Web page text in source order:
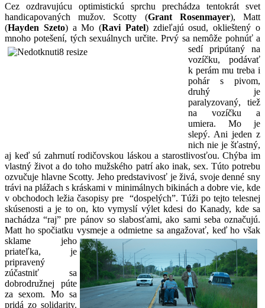
Cez ozdravujúcu optimistickú sprchu prechádza tentokrát svet
handicapovaných mužov. Scotty (Grant Rosenmayer), Matt
(Hayden Szeto) a Mo (Ravi Patel) zdieľajú osud, oklieštený o
mnoho potešení, tých sexuálnych určite. Prvý sa nemôže pohnúť a
sedí pripútaný na
vozíčku, podávať
k perám mu treba i
pohár s pivom,
druhý je
paralyzovaný, tiež
na vozíčku a
umiera. Mo je
slepý. Ani jeden z
nich nie je šťastný,
aj keď sú zahrnutí rodičovskou láskou a starostlivosťou. Chýba im
vlastný život a do toho mužského patrí ako inak, sex. Túto potrebu
ozvučuje hlavne Scotty. Jeho predstavivosť je živá, svoje denné sny
trávi na plážach s kráskami v minimálnych bikinách a dobre vie, kde
v obchodoch ležia časopisy pre “dospelých”. Túži po tejto telesnej
skúsenosti a je to on, kto vymyslí výlet kdesi do Kanady, kde sa
nachádza “raj” pre pánov so slabosťami, ako sami seba označujú.
Matt ho spočiatku vysmeje a odmietne sa angažovať, keď ho však
sklame jeho
priateľka, je
pripravený
zúčastniť sa
dobrodružnej púte
za sexom. Mo sa
pridá zo solidarity.